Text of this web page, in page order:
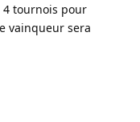
tournois pour
vainqueur sera